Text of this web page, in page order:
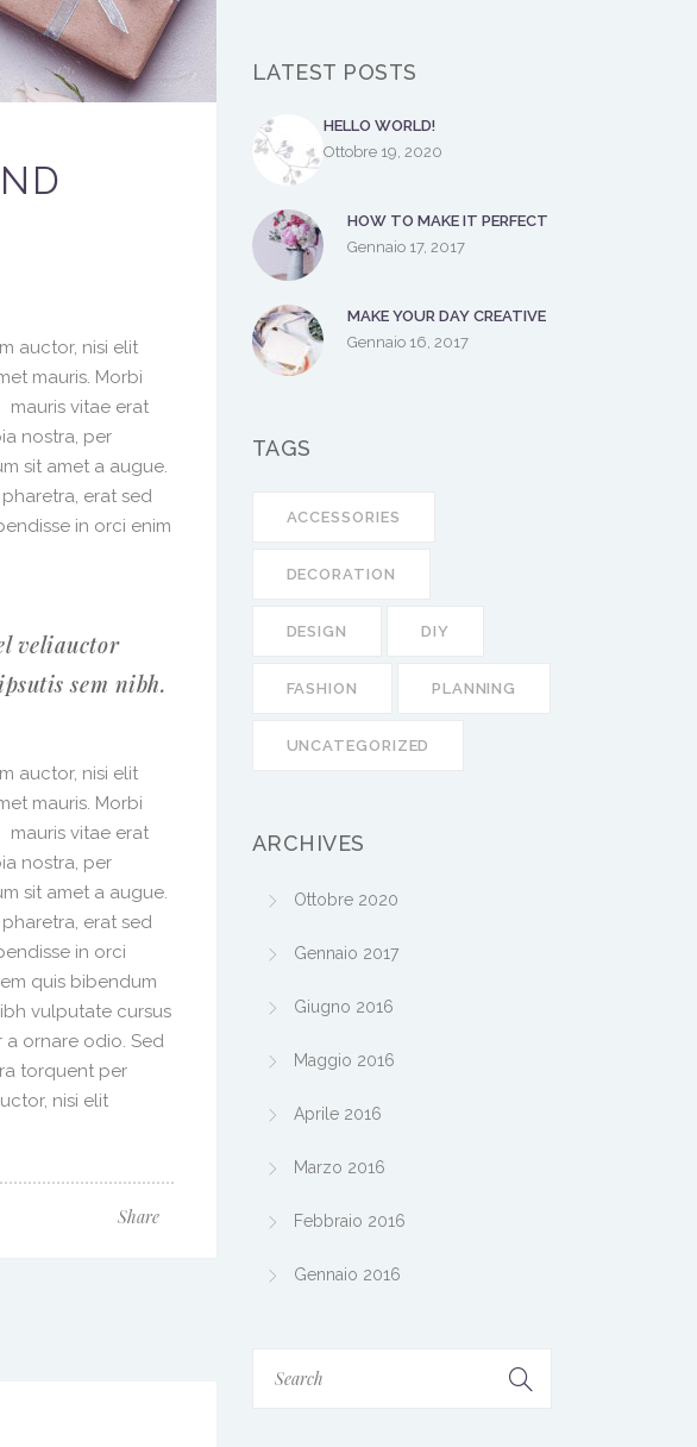
auctor, nisi elit
mauris. Morbi
mauris vitae erat
nostra, per
sit amet a augue.
erat sed
in orci enim
veliauctor
sem nibh.
auctor, nisi elit
mauris. Morbi
mauris vitae erat
nostra, per
sit amet a augue.
erat sed
in orci
quis bibendum
vulputate cursus
a ornare odio. Sed
torquent per
nisi elit
Share
LATEST POSTS
HELLO WORLD!
Ottobre 19, 2020
HOW TO MAKE IT PERFECT
Gennaio 17, 2017
MAKE YOUR DAY CREATIVE
Gennaio 16, 2017
TAGS
ACCESSORIES
DECORATION
DESIGN DIY
FASHION PLANNING
UNCATEGORIZED
ARCHIVES
Ottobre 2020
Gennaio 2017
Giugno 2016
Maggio 2016
Aprile 2016
Marzo 2016
Febbraio 2016
Gennaio 2016